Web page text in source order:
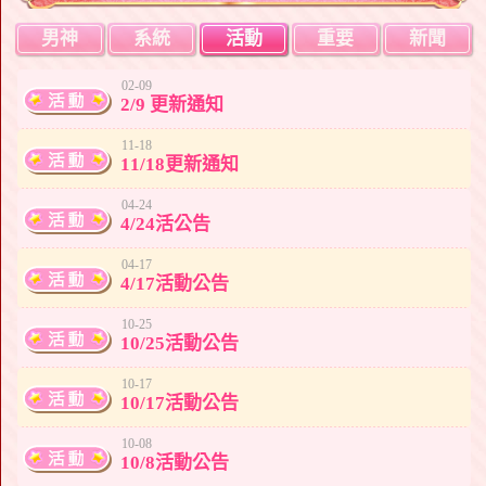
男神 系統 活動 重要 新聞
2/9 更新通知
02-09
11/18更新通知
11-18
4/24活公告
04-24
4/17活動公告
04-17
10/25活動公告
10-25
10/17活動公告
10-17
10/8活動公告
10-08